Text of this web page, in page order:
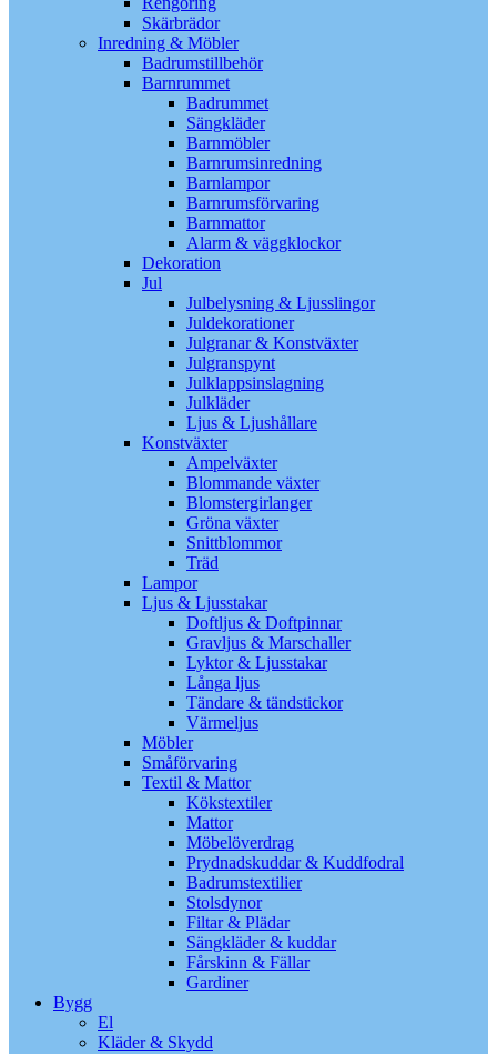
Skärbrädor
Inredning & Möbler
Badrumstillbehör
Barnrummet
Badrummet
Sängkläder
Barnmöbler
Barnrumsinredning
Barnlampor
Barnrumsförvaring
Barnmattor
Alarm & väggklockor
Dekoration
Jul
Julbelysning & Ljusslingor
Juldekorationer
Julgranar & Konstväxter
Julgranspynt
Julklappsinslagning
Julkläder
Ljus & Ljushållare
Konstväxter
Ampelväxter
Blommande växter
Blomstergirlanger
Gröna växter
Snittblommor
Träd
Lampor
Ljus & Ljusstakar
Doftljus & Doftpinnar
Gravljus & Marschaller
Lyktor & Ljusstakar
Långa ljus
Tändare & tändstickor
Värmeljus
Möbler
Småförvaring
Textil & Mattor
Kökstextiler
Mattor
Möbelöverdrag
Prydnadskuddar & Kuddfodral
Badrumstextilier
Stolsdynor
Filtar & Plädar
Sängkläder & kuddar
Fårskinn & Fällar
Gardiner
Bygg
El
Kläder & Skydd